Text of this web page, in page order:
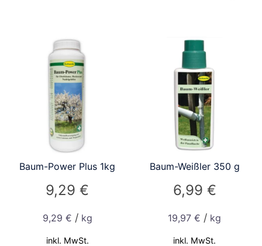
Baum-Power Plus 1kg
9,29€
9,29 € / kg
inkl. MwSt.
Baum-Weißler 350 g
6,99 €
19,97€ / kg
inkl. MwSt.